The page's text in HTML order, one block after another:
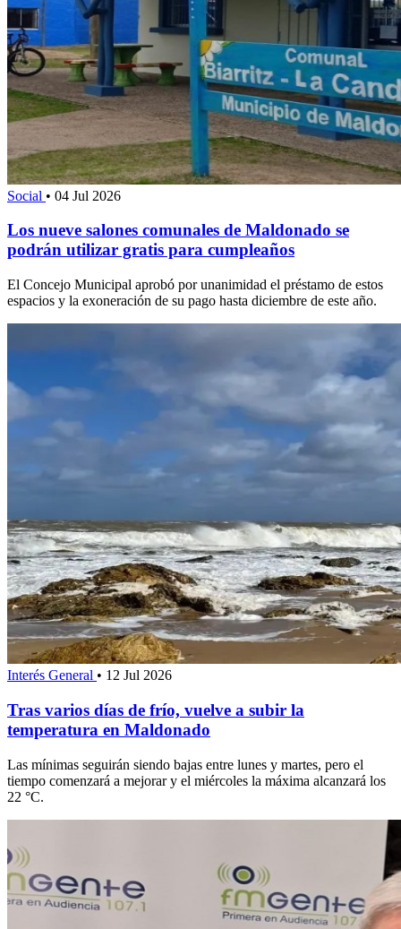
Social • 04 Jul 2026
Los nueve salones comunales de Maldonado se
podrán utilizar gratis para cumpleaños
El Concejo Municipal aprobó por unanimidad el préstamo de estos
espacios y la exoneración de su pago hasta diciembre de este año.
Interés General • 12 Jul 2026
Tras varios días de frío, vuelve a subir la
temperatura en Maldonado
Las mínimas seguirán siendo bajas entre lunes y martes, pero el
tiempo comenzará a mejorar y el miércoles la máxima alcanzará los
22 °C.